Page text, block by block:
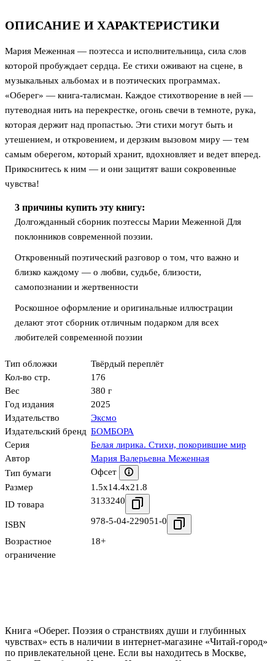
ОПИСАНИЕ И ХАРАКТЕРИСТИКИ
Мария Меженная — поэтесса и исполнительница, сила слов
которой пробуждает сердца. Ее стихи оживают на сцене, в
музыкальных альбомах и в поэтических программах.
«Оберег» — книга-талисман. Каждое стихотворение в ней —
путеводная нить на перекрестке, огонь свечи в темноте, рука,
которая держит над пропастью. Эти стихи могут быть и
утешением, и откровением, и дерзким вызовом миру — тем
самым оберегом, который хранит, вдохновляет и ведет вперед.
Прикоснитесь к ним — и они защитят ваши сокровенные
чувства!
3 причины купить эту книгу:
Долгожданный сборник поэтессы Марии Меженной Для
поклонников современной поэзии.
Откровенный поэтический разговор о том, что важно и
близко каждому — о любви, судьбе, близости,
самопознании и жертвенности
Роскошное оформление и оригинальные иллюстрации
делают этот сборник отличным подарком для всех
любителей современной поэзии
Тип обложки
Твёрдый переплёт
Кол-во стр.
176
Вес
380 г
Год издания
2025
Издательство
Эксмо
Издательский бренд БОМБОРА
Серия
Белая лирика. Стихи, покорившие мир
Автор
Мария Валерьевна Меженная
Тип бумаги
Офсет
Размер
1.5x14.4x21.8
ID товара
3133240
ISBN 978-5-04-229051-0
Возрастное
ограничение
18+
Книга «Оберег. Поэзия о странствиях души и глубинных
чувствах» есть в наличии в интернет-магазине «Читай-город»
по привлекательной цене. Если вы находитесь в Москве,